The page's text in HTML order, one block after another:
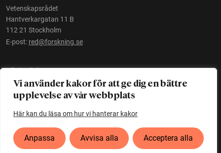
Vi använder kakor för att ge dig en bättre
upplevelse av vår webbplats
Här kan du läsa om hur vi hanterar kakor
Anpassa Avvisa alla Acceptera alla
Vetenskapsrådet
Hantverkargatan 11 B
112 21 Stockholm
E-post: red@forskning.se
Tillgänglighet
Ett initiativ avVetenskapsrådet